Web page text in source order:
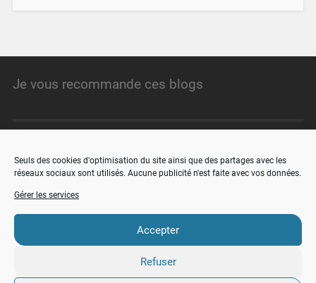
Seuls des cookies d'optimisation du site ainsi que des partages avec les
réseaux sociaux sont utilisés. Aucune publicité n'est faite avec vos données.
Gérer les services
Accepter
Refuser
Je vous recommande ces blogs
Angristan.fr
minimachines.net
faire-ca-soi-meme.fr